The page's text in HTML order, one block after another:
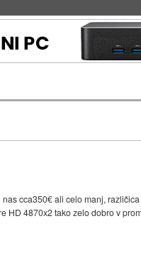
cca350€ ali celo manj,
HD 4870x2 tako zelo dobro v